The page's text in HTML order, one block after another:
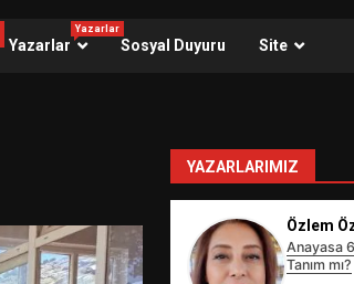
Yazarlar
Yazarlar
Sosyal Duyuru Site
YAZARLARIMIZ
Özlem
Anayasa
Tanım mı?